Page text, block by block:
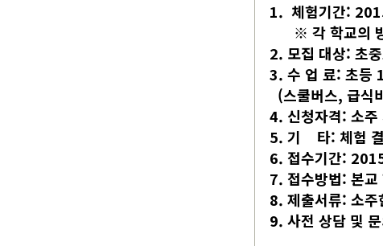
1. 체험기간:
※ 각 학교의 방
2. 모집 대상: 초
3. 수 업 료: 초등
(스쿨버스, 급식
4. 신청자격: 소주
5. 기 타: 체험 결
6. 접수기간:
7. 접수방법: 본교
8. 제출서류: 소주
9. 사전 상담 및